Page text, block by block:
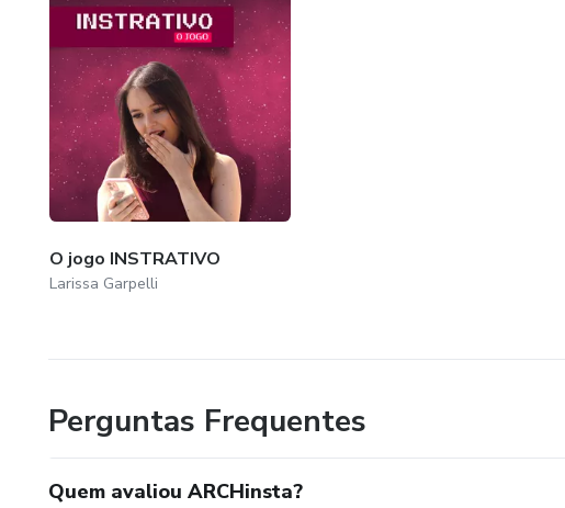
O jogo INSTRATIVO
Larissa Garpelli
Perguntas Frequentes
Quem avaliou ARCHinsta?